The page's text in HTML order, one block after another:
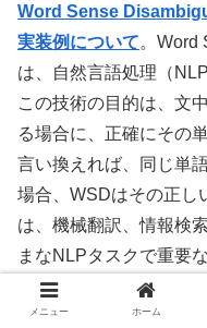
Word Sense
実装例について。Word
は、自然言語処理（
この技術の目的は、文
る場合に、正確にその
言い換えれば、同じ単
場合、WSDはその正し
は、機械翻訳、情報検
まなNLPタスクで重要
語がどの意味で使用さ
できれば、システムは
メニュー ホーム